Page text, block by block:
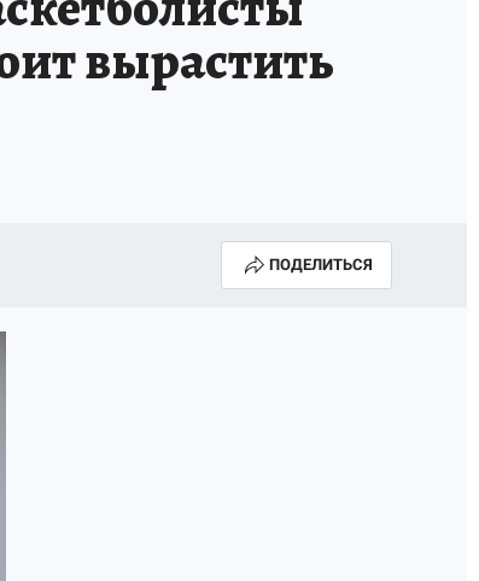
ГУБЕРНАТОРА
300 ЛЕТ ПЕРМИвырастить
ПОДЕЛИТЬСЯ